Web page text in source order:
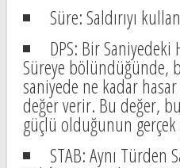
Süre: Saldırıyı
DPS: Bir Saniyedeki
Süreye bölündüğünde,
saniyede ne kadar
değer verir. Bu değer,
güçlü olduğunun
STAB: Aynı Türden